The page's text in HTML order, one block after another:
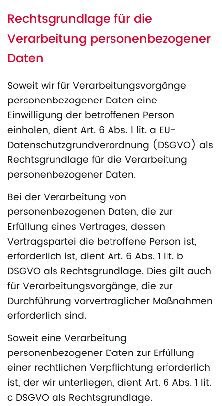
Rechtsgrundlage für die
Verarbeitung personenbezogener
Daten
Soweit wir für Verarbeitungsvorgänge
personenbezogener Daten eine
Einwilligung der betroffenen Person
einholen, dient Art. 6 Abs. 1 lit. a EU-
Datenschutzgrundverordnung (DSGVO) als
Rechtsgrundlage für die Verarbeitung
personenbezogener Daten.
Bei der Verarbeitung von
personenbezogenen Daten, die zur
Erfüllung eines Vertrages, dessen
Vertragspartei die betroffene Person ist,
erforderlich ist, dient Art. 6 Abs. 1 lit. b
DSGVO als Rechtsgrundlage. Dies gilt auch
für Verarbeitungsvorgänge, die zur
Durchführung vorvertraglicher Maßnahmen
erforderlich sind.
Soweit eine Verarbeitung
personenbezogener Daten zur Erfüllung
einer rechtlichen Verpflichtung erforderlich
ist, der wir unterliegen, dient Art. 6 Abs. 1 lit.
c DSGVO als Rechtsgrundlage.